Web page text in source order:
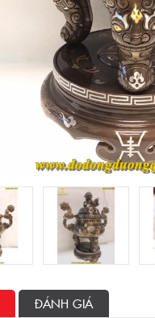
ĐÁNH GIÁ